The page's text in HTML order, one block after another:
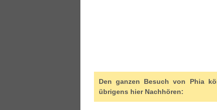
Den ganzen Besuch von Phia
übrigens hier Nachhören: